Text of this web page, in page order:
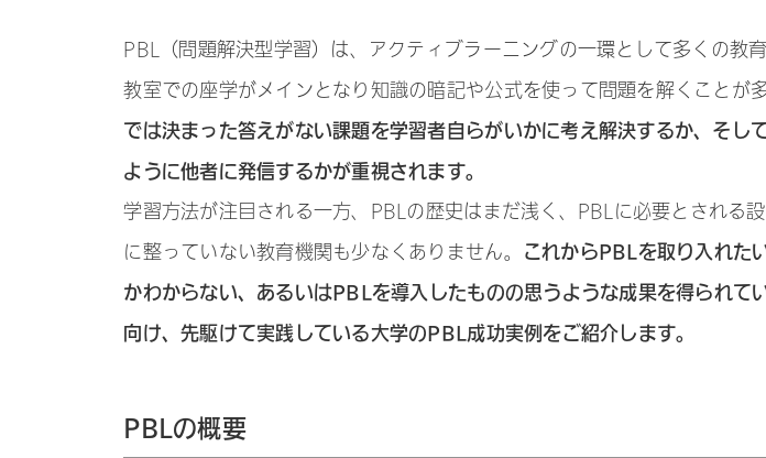
PBL（問題解決型学習）は、アクティブラーニングの一環として多くの教
教室での座学がメインとなり知識の暗記や公式を使って問題を解くことが
では決まった答えがない課題を学習者自らがいかに考え解決するか、そし
ように他者に発信するかが重視されます。
学習方法が注目される一方、PBLの歴史はまだ浅く、PBLに必要とされる
に整っていない教育機関も少なくありません。 これからPBLを取り入れた
かわからない、あるいはPBLを導入したものの思うような成果を得られて
向け、先駆けて実践している大学のPBL成功実例をご紹介します。
PBLの概要